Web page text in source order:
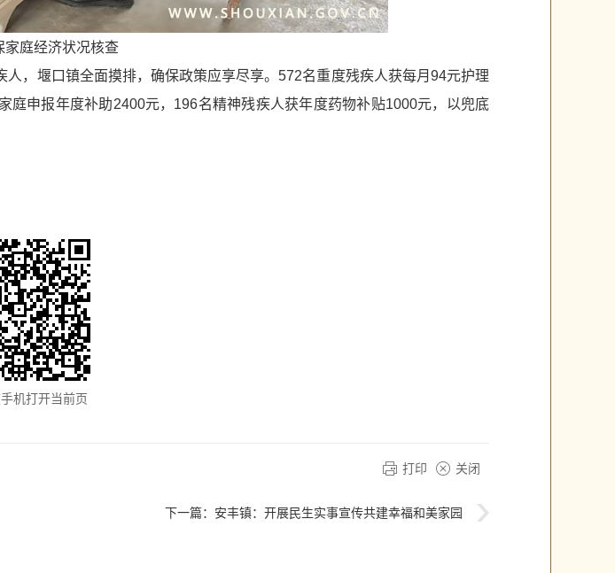
家庭经济状况核查
，堰口镇全面摸排，确保政策应享尽享。572名重度残疾人获每月94元护理
庭申报年度补助2400元，196名精神残疾人获年度药物补贴1000元，以兜底
机打开当前页
打印 关闭
下一篇： 安丰镇：开展民生实事宣传共建幸福和美家园